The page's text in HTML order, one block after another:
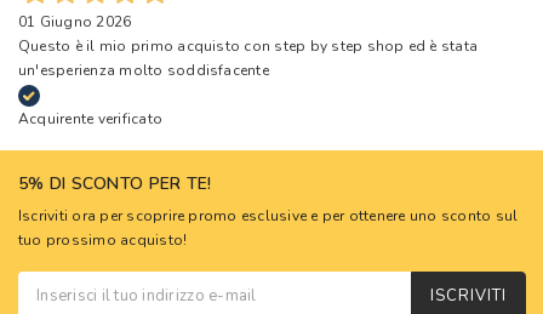
01 Giugno 2026
Questo è il mio primo acquisto con step by step shop ed è stata
un'esperienza molto soddisfacente
Acquirente verificato
5% DI SCONTO PER TE!
Iscriviti ora per scoprire promo esclusive e per ottenere uno sconto sul
tuo prossimo acquisto!
ISCRIVITI